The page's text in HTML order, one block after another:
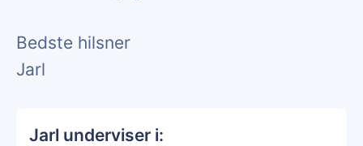
Bedste hilsner
Jarl
Jarl underviser i: